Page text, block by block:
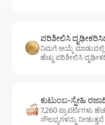
ಪರಿಶೀಲಿಸಿ
ನಿಮಗೆ ಆಯ್ಕೆ ಮಾಡುವಲ್ಲಿ
ಹೆಚ್ಚು ಪರಿಶೀಲಿಸಿ
ಕುಟುಂಬ-ಸ್ನೇಹಿ
7,260 ಪ್ರಾಪರ್ಟಿಗಳು
ಸೌಲಭ್ಯಗಳನ್ನು ನೀಡುತ್ತವೆ